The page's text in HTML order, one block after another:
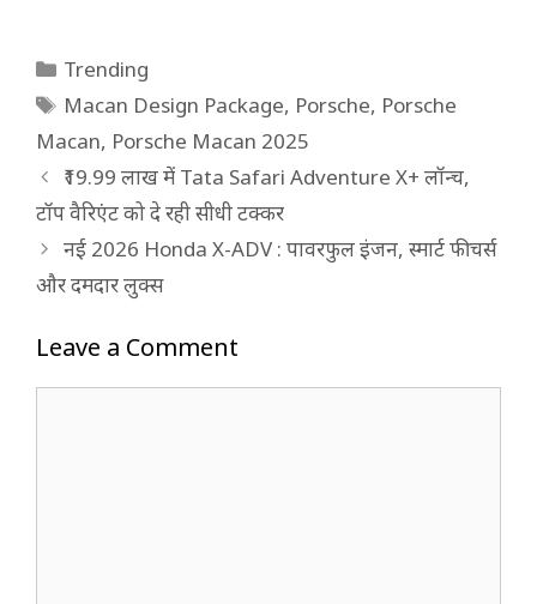
Categories
Trending
Tags
Macan Design Package, Porsche, Porsche
Macan, Porsche Macan 2025
₹19.99 लाख में Tata Safari Adventure X+ लॉन्च,
टॉप वैरिएंट को दे रही सीधी टक्कर
नई 2026 Honda X-ADV : पावरफुल इंजन, स्मार्ट फीचर्स
और दमदार लुक्स
Leave a Comment